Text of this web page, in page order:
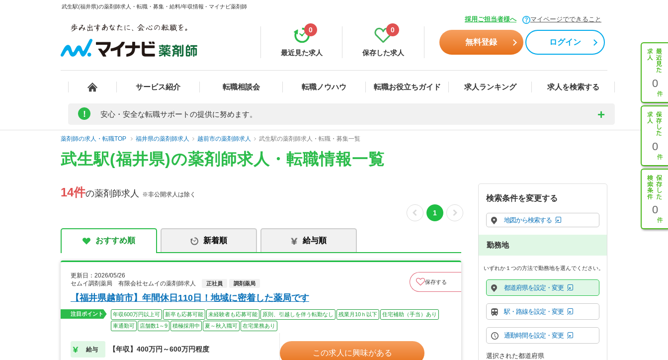
武生駅(福井県)の薬剤師求人・転職・募集・給料/年収情報 - マイナビ薬剤師
採用ご担当者様へ マイページでできること
最近見た求人
0
保存した求人
0
無料登録 ログイン
サービス紹介 転職相談会 転職ノウハウ 転職お役立ちガイド 求人ランキング 求人を検索する 0
0
0
! 安心・安全な転職サポートの提供に努めます。
薬剤師の求人・転職TOP 福井県の薬剤師求人 越前市の薬剤師求人 武生駅の薬剤師求人・転職・募集一覧
武生駅(福井県)の薬剤師求人・転職情報一覧
14件の薬剤師求人 ※非公開求人は除く
1
おすすめ順 新着順 給与順
更新日：2026/05/26
セムイ調剤薬局 有限会社セムイの薬剤師求人
正社員 調剤薬局 保存する
【福井県越前市】年間休日110日！地域に密着した薬局です
注目ポイント 年収600万円以上可 新卒も応募可能 未経験者も応募可能 原則、引越しを伴う転勤なし 残業月10ｈ以下
住宅補助（手当）あり
車通勤可
店舗数1～9 積極採用中 夏～秋入職可 在宅業務あり
給与 【年収】400万円～600万円程度 この求人に興味がある
検索条件を変更する
地図から検索する
勤務地
いずれか１つの方法で勤務地を選んでください。
都道府県を設定・変更
駅・路線を設定・変更
通勤時間を設定・変更
選択された都道府県